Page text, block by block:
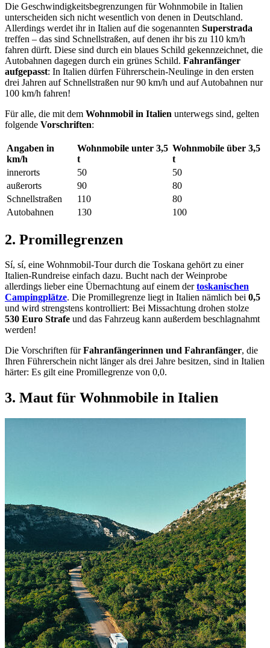
Die Geschwindigkeitsbegrenzungen für Wohnmobile in Italien
unterscheiden sich nicht wesentlich von denen in Deutschland.
Allerdings werdet ihr in Italien auf die sogenannten Superstrada
treffen – das sind Schnellstraßen, auf denen ihr bis zu 110 km/h
fahren dürft. Diese sind durch ein blaues Schild gekennzeichnet, die
Autobahnen dagegen durch ein grünes Schild. Fahranfänger
aufgepasst: In Italien dürfen Führerschein-Neulinge in den ersten
drei Jahren auf Schnellstraßen nur 90 km/h und auf Autobahnen nur
100 km/h fahren!
Für alle, die mit dem Wohnmobil in Italien unterwegs sind, gelten
folgende Vorschriften:
Angaben in
km/h
Wohnmobile unter 3,5
t
Wohnmobile über 3,5
t
innerorts
50
50
außerorts
90
80
Schnellstraßen
110
80
Autobahnen
130 100
2. Promillegrenzen
Sí, sí, eine Wohnmobil-Tour durch die Toskana gehört zu einer
Italien-Rundreise einfach dazu. Bucht nach der Weinprobe
allerdings lieber eine Übernachtung auf einem dertoskanischen
Campingplätze. Die Promillegrenze liegt in Italien nämlich bei 0,5
und wird strengstens kontrolliert: Bei Missachtung drohen stolze
530 Euro Strafe und das Fahrzeug kann außerdem beschlagnahmt
werden!
Die Vorschriften fürFahranfängerinnen und Fahranfänger, die
Ihren Führerschein nicht länger als drei Jahre besitzen, sind in Italien
härter: Es gilt eine Promillegrenze von 0,0.
3. Maut für Wohnmobile in Italien